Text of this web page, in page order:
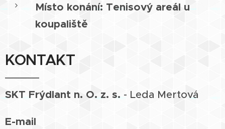
Místo konání: Tenisový areál u
koupaliště
KONTAKT
SKT Frýdlant n. O. z. s. - Leda Mertová
E-mail